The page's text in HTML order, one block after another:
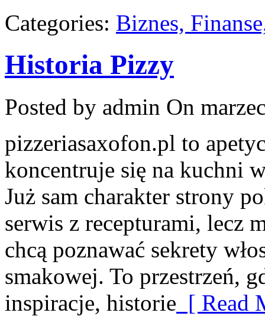
Categories: Biznes,
Historia Pizzy
Posted by admin On
pizzeriasaxofon.pl to
koncentruje się na kuchni
Już sam charakter strony
serwis z recepturami, lecz
chcą poznawać sekrety
smakowej. To przestrzeń,
inspiracje, historie [ Read